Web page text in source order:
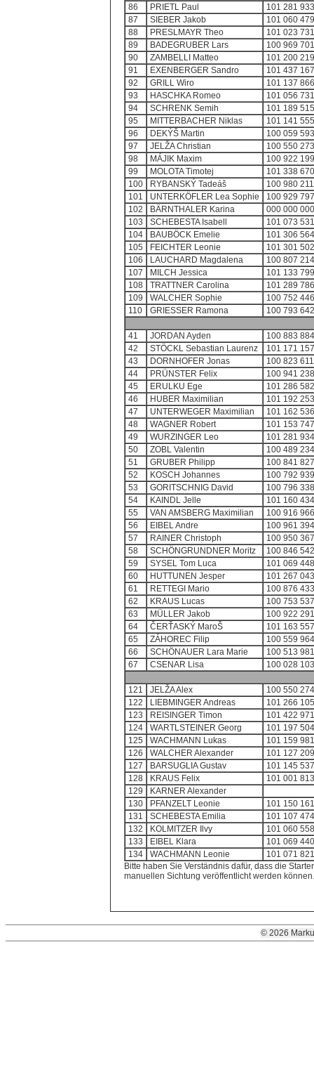
86
PRIETL Paul
101 281
87
SIEBER Jakob
101 060
88
PRESLMAYR Theo
101 023
89
BADEGRUBER Lars
100 969
90
ZAMBELLI Matteo
101 200
91
EXENBERGER Sandro
101 437
92
GRILL Wiro
101 137
93
HASCHKA Romeo
101 056
94
SCHRENK Semih
101 189
95
MITTERBACHER Niklas
101 141
96
DEKÝŠ Martin
100 059
97
JELŽA Christian
100 550
98
MÁJIK Maxim
100 922
99
MOLOTA Timotej
101 338
100
RYBANSKÝ Tadeáš
100 980
101
UNTERKÖFLER Lea Sophie
100 929
102
BÄRNTHALER Karina
000 000
103
SCHEBESTA Isabell
101 073
104
BAUBÖCK Emelie
101 306
105
FEICHTER Leonie
101 301
106
LAUCHARD Magdalena
100 807
107
MILCH Jessica
101 133
108
TRATTNER Carolina
101 289
109
WALCHER Sophie
100 752
110
GRIESSER Ramona 100 793
41 JORDAN Ayden
100 883
42
STÖCKL Sebastian Laurenz
101 171
43
DORNHOFER Jonas
100 823
44
PRÜNSTER Felix
100 941
45
ERULKU Ege
101 286
46
HUBER Maximilian
101 192
47
UNTERWEGER Maximilian
101 162
48
WAGNER Robert
101 153
49
WURZINGER Leo
101 281
50
ZOBL Valentin
100 489
51
GRUBER Philipp
100 841
52
KOSCH Johannes
100 792
53
GORITSCHNIG David
100 796
54
KAINDL Jelle
101 160
55
VAN AMSBERG Maximilian
100 916
56
EIBEL Andre
100 961
57
RAINER Christoph
100 950
58
SCHÖNGRUNDNER Moritz
100 846
59
SYSEL Tom Luca
101 069
60
HUTTUNEN Jesper
101 267
61
RETTEGI Mario
100 876
62
KRAUS Lucas
100 753
63
MÜLLER Jakob
100 922
64
ČERŤASKÝ MaroŠ
101 163
65
ZÁHOREC Filip
100 559
66
SCHÖNAUER Lara Marie
100 513
67
CSENAR Lisa 100 028
121 JELŽA Alex
100 550
122
LIEBMINGER Andreas
101 266
123
REISINGER Timon
101 422
124
WARTLSTEINER Georg
101 197
125
WACHMANN Lukas
101 159
126
WALCHER Alexander
101 127
127
BARSUGLIA Gustav
101 145
128
KRAUS Felix
101 001
129
KARNER Alexander
130
PFANZELT Leonie
101 150
131
SCHEBESTA Emilia
101 107
132
KOLMITZER Ilvy
101 060
133
EIBEL Klara
101 069
134
WACHMANN Leonie
101 071
Bitte haben Sie Verständnis dafür, dass die
manuellen Sichtung veröffentlicht werden können.
© 2026